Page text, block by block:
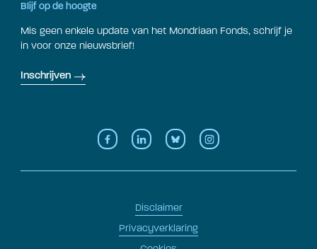
Blijf op de hoogte
Mis geen enkele update van het Mondriaan Fonds, schrijf je
in voor onze nieuwsbrief!
Inschrijven
Disclaimer
Privacyverklaring